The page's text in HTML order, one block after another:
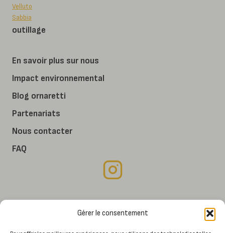
Gérer le consentement
Velluto
Sabbia
outillage
En savoir plus sur nous
Impact environnemental
Blog ornaretti
Partenariats
Nous contacter
FAQ